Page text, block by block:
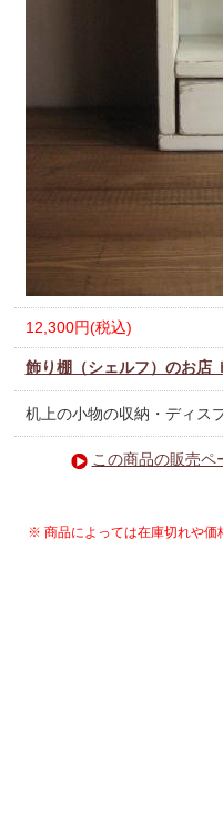
12,300円(税込)
飾り棚（シェルフ）のお店
机上の小物の収納・ディス
この商品の販売ペ
※ 商品によっては在庫切れや価